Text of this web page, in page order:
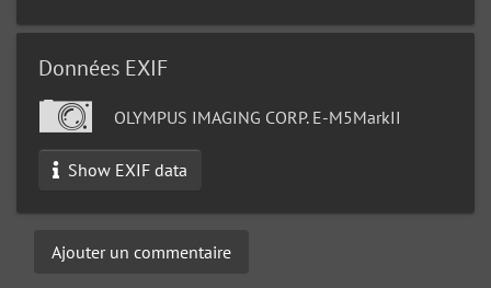
Données EXIF
OLYMPUS IMAGING CORP. E-M5MarkII
Show EXIF data
Ajouter un commentaire